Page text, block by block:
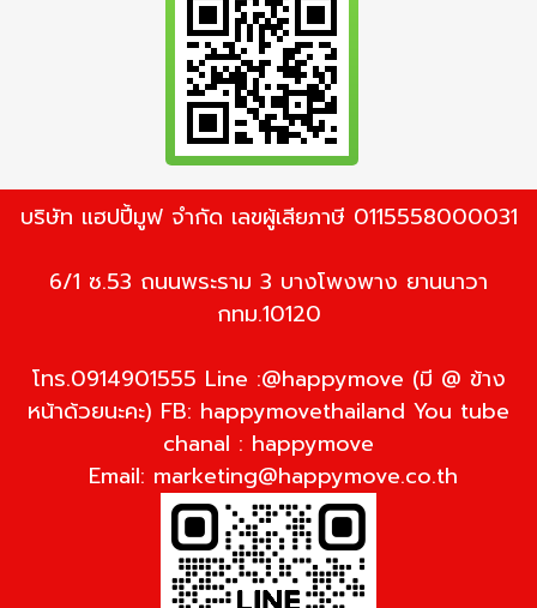
บริษัท แฮปปี้มูฟ จำกัด เลขผู้เสียภาษี 0115558000031
6/1 ซ.53 ถนนพระราม 3 บางโพงพาง ยานนาวา
กทม.10120
โทร.0914901555 Line :@happymove (มี @ ข้าง
หน้าด้วยนะคะ) FB: happymovethailand You tube
chanal : happymove
Email: marketing@happymove.co.th